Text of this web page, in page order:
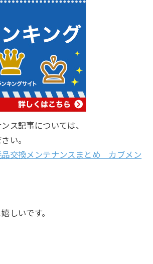
ス記事については、
い。
品交換メンテナンスまとめ カブメン
しいです。